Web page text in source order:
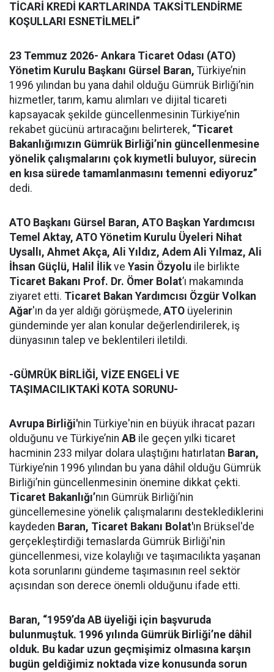
TİCARİ KREDİ KARTLARINDA TAKSİTLENDİRME
KOŞULLARI ESNETİLMELİ”
23 Temmuz 2026- Ankara Ticaret Odası (ATO)
Yönetim Kurulu Başkanı Gürsel Baran, Türkiye’nin
1996 yılından bu yana dahil olduğu Gümrük Birliği’nin
hizmetler, tarım, kamu alımları ve dijital ticareti
kapsayacak şekilde güncellenmesinin Türkiye’nin
rekabet gücünü artıracağını belirterek, “Ticaret
Bakanlığımızın Gümrük Birliği’nin güncellenmesine
yönelik çalışmalarını çok kıymetli buluyor, sürecin
en kısa sürede tamamlanmasını temenni ediyoruz”
dedi.
ATO Başkanı Gürsel Baran, ATO Başkan Yardımcısı
Temel Aktay, ATO Yönetim Kurulu Üyeleri Nihat
Uysallı, Ahmet Akça, Ali Yıldız, Adem Ali Yılmaz, Ali
İhsan Güçlü, Halil İlikve Yasin Özyolu ile birlikte
Ticaret Bakanı Prof. Dr. Ömer Bolat’ı makamında
ziyaret etti. Ticaret Bakan Yardımcısı Özgür Volkan
Ağar'ın da yer aldığı görüşmede, ATO üyelerinin
gündeminde yer alan konular değerlendirilerek, iş
dünyasının talep ve beklentileri iletildi.
-GÜMRÜK BİRLİĞİ, VİZE ENGELİ VE
TAŞIMACILIKTAKİ KOTA SORUNU-
Avrupa Birliği'nin Türkiye'nin en büyük ihracat pazarı
olduğunu ve Türkiye’nin AB ile geçen yılki ticaret
hacminin 233 milyar dolara ulaştığını hatırlatan Baran,
Türkiye’nin 1996 yılından bu yana dâhil olduğu Gümrük
Birliği’nin güncellenmesinin önemine dikkat çekti.
Ticaret Bakanlığı’nın Gümrük Birliği’nin
güncellemesine yönelik çalışmalarını desteklediklerini
kaydeden Baran, Ticaret Bakanı Bolat'ın Brüksel'de
gerçekleştirdiği temaslarda Gümrük Birliği'nin
güncellenmesi, vize kolaylığı ve taşımacılıkta yaşanan
kota sorunlarını gündeme taşımasının reel sektör
açısından son derece önemli olduğunu ifade etti.
Baran, “1959’da AB üyeliği için başvuruda
bulunmuştuk. 1996 yılında Gümrük Birliği’ne dâhil
olduk. Bu kadar uzun geçmişimiz olmasına karşın
bugün geldiğimiz noktada vize konusunda sorun